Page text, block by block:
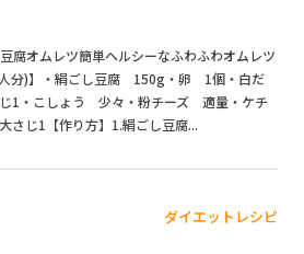
腐オムレツ簡単ヘルシーなふわふわオムレツ
人分)】・絹ごし豆腐 150g・卵 1個・白だ
1・こしょう 少々・粉チーズ 適量・ケチ
さじ1【作り方】1.絹ごし豆腐...
ダイエットレシピ